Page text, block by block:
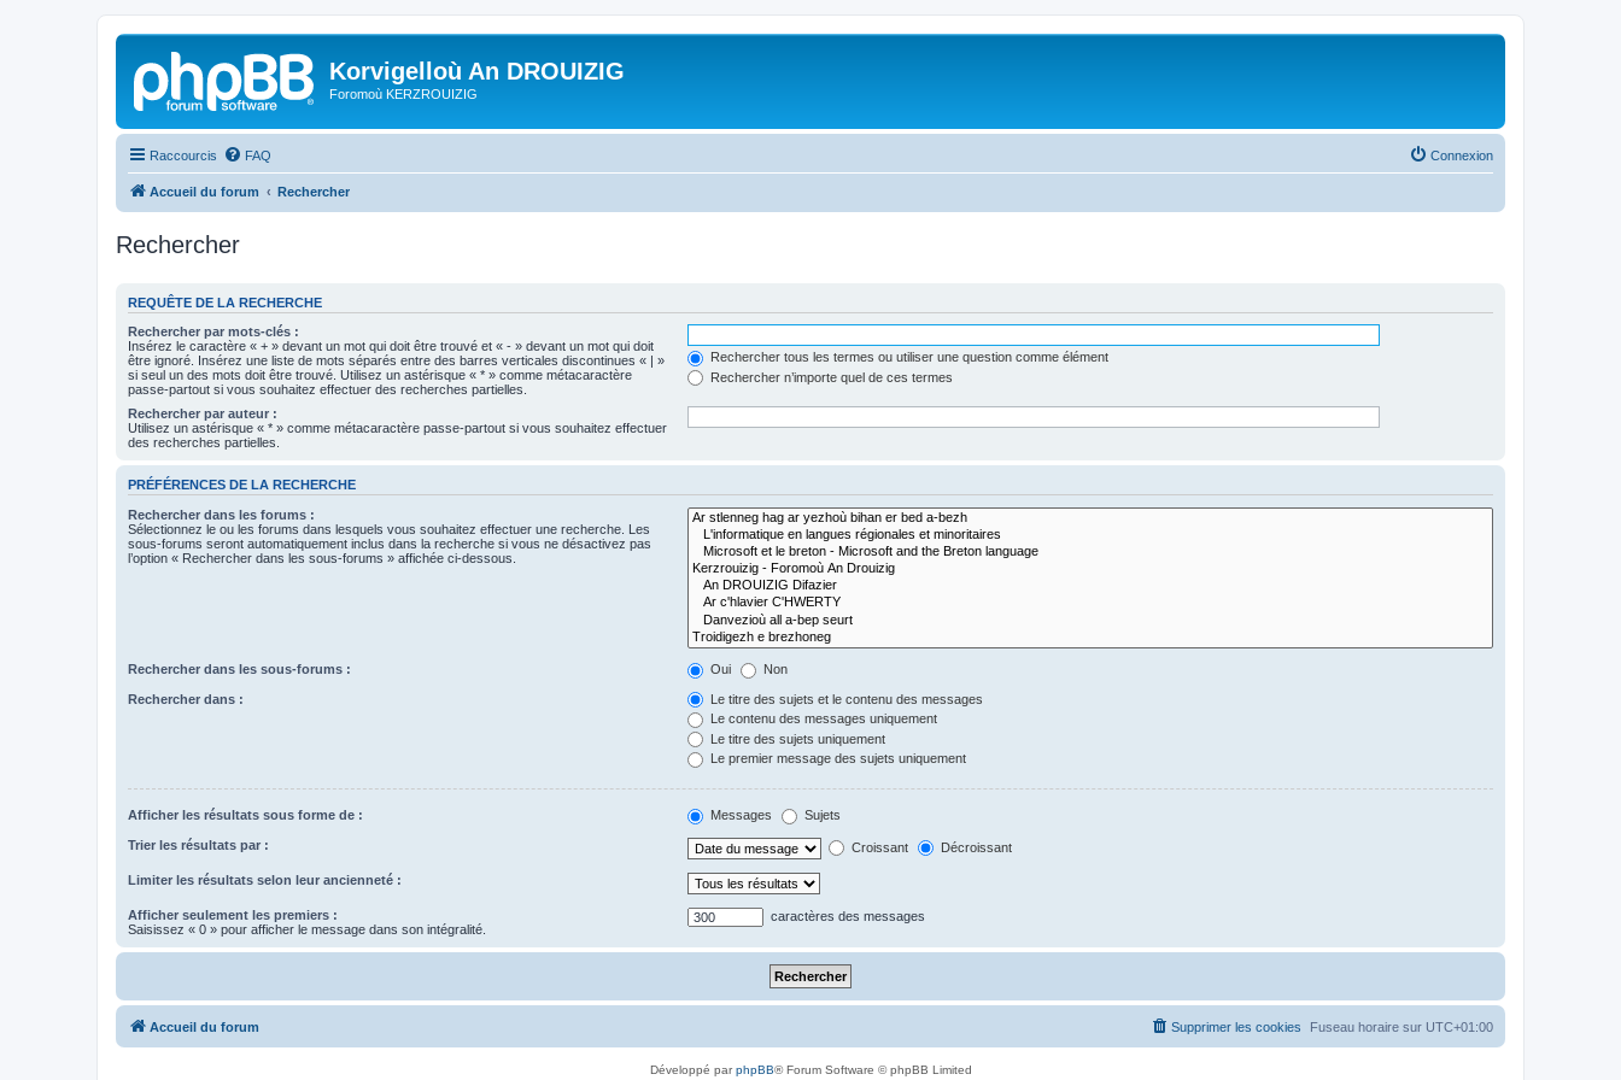
Korvigelloù An DROUIZIG
Foromoù KERZROUIZIG
Raccourcis FAQ Connexion
Accueil du forum Rechercher
Rechercher
REQUÊTE DE LA RECHERCHE
Rechercher par mots-clés :
Insérez le caractère « + » devant un mot qui doit être trouvé et « - » devant un mot qui doit
être ignoré. Insérez une liste de mots séparés entre des barres verticales discontinues « | »
si seul un des mots doit être trouvé. Utilisez un astérisque « * » comme métacaractère
passe-partout si vous souhaitez effectuer des recherches partielles.
Rechercher tous les termes ou utiliser une question comme élément
Rechercher n’importe quel de ces termes
Rechercher par auteur :
Utilisez un astérisque « * » comme métacaractère passe-partout si vous souhaitez effectuer
des recherches partielles.
PRÉFÉRENCES DE LA RECHERCHE
Rechercher dans les forums :
Sélectionnez le ou les forums dans lesquels vous souhaitez effectuer une recherche. Les
sous-forums seront automatiquement inclus dans la recherche si vous ne désactivez pas
l’option « Rechercher dans les sous-forums » affichée ci-dessous.
Rechercher dans les sous-forums : Oui Non
Rechercher dans :
Le titre des sujets et le contenu des messages
Le contenu des messages uniquement
Le titre des sujets uniquement
Le premier message des sujets uniquement
Afficher les résultats sous forme de : Messages Sujets
Trier les résultats par : Croissant Décroissant
Limiter les résultats selon leur ancienneté :
Afficher seulement les premiers :
Saisissez « 0 » pour afficher le message dans son intégralité.
caractères des messages
Accueil du forum Fuseau horaire sur UTC+01:00
Supprimer les cookies
Développé parphpBB® Forum Software © phpBB Limited